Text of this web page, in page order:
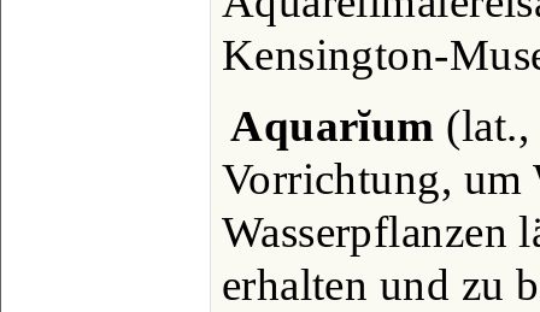
Kensington-
Aquarĭum (lat.,
Vorrichtung, um
Wasserpflanzen
erhalten und zu